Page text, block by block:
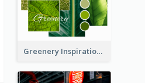
Greenery Inspiration Mood Board